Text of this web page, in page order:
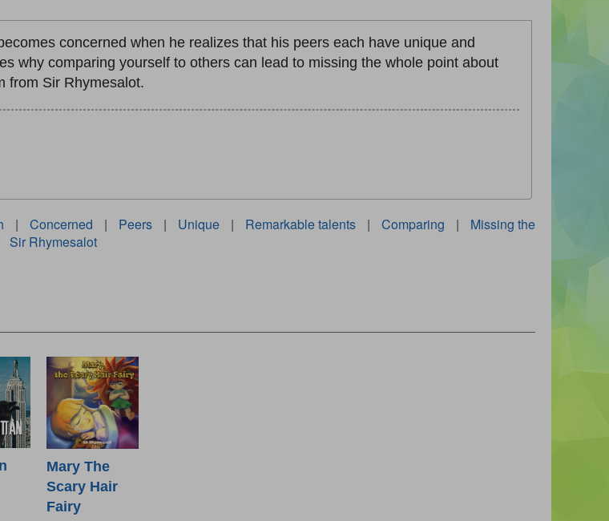
concerned when he realizes that his peers each have unique and
why comparing yourself to others can lead to missing the whole point about
from Sir Rhymesalot.
| Concerned | Peers | Unique | Remarkable talents | Comparing |
Missing the
Sir Rhymesalot
Mary The
Scary Hair
Fairy